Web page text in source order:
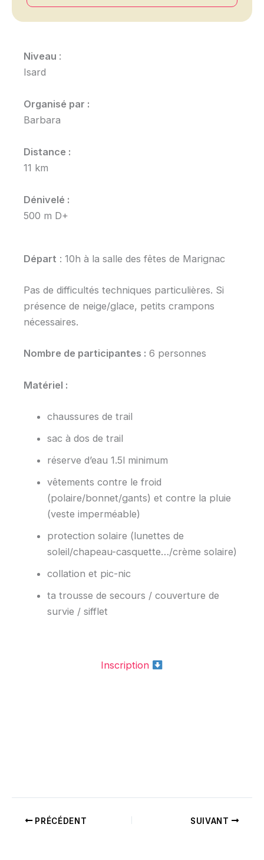
Niveau :
Isard
Organisé par :
Barbara
Distance :
11 km
Dénivelé :
500 m D+
Départ : 10h à la salle des fêtes de Marignac
Pas de difficultés techniques particulières. Si
présence de neige/glace, petits crampons
nécessaires.
Nombre de participantes : 6 personnes
Matériel :
chaussures de trail
sac à dos de trail
réserve d’eau 1.5l minimum
vêtements contre le froid
(polaire/bonnet/gants) et contre la pluie
(veste imperméable)
protection solaire (lunettes de
soleil/chapeau-casquette…/crème solaire)
collation et pic-nic
ta trousse de secours / couverture de
survie / sifflet
Inscription
PRÉCÉDENT SUIVANT